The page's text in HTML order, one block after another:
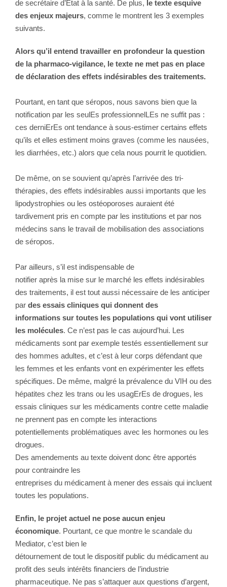
de secrétaire d’Etat à la santé. De plus, le texte esquive
des enjeux majeurs, comme le montrent les 3 exemples
suivants.
Alors qu’il entend travailler en profondeur la question
de la pharmaco-vigilance, le texte ne met pas en place
de déclaration des effets indésirables des traitements.
Pourtant, en tant que séropos, nous savons bien que la
notification par les seulEs professionnelLEs ne suffit pas :
ces derniErEs ont tendance à sous-estimer certains effets
qu’ils et elles estiment moins graves (comme les nausées,
les diarrhées, etc.) alors que cela nous pourrit le quotidien.
De même, on se souvient qu’après l’arrivée des tri-
thérapies, des effets indésirables aussi importants que les
lipodystrophies ou les ostéoporoses auraient été
tardivement pris en compte par les institutions et par nos
médecins sans le travail de mobilisation des associations
de séropos.
Par ailleurs, s’il est indispensable de
notifier après la mise sur le marché les effets indésirables
des traitements, il est tout aussi nécessaire de les anticiper
par des essais cliniques qui donnent des
informations sur toutes les populations qui vont utiliser
les molécules. Ce n’est pas le cas aujourd’hui. Les
médicaments sont par exemple testés essentiellement sur
des hommes adultes, et c’est à leur corps défendant que
les femmes et les enfants vont en expérimenter les effets
spécifiques. De même, malgré la prévalence du VIH ou des
hépatites chez les trans ou les usagErEs de drogues, les
essais cliniques sur les médicaments contre cette maladie
ne prennent pas en compte les interactions
potentiellements problématiques avec les hormones ou les
drogues.
Des amendements au texte doivent donc être apportés
pour contraindre les
entreprises du médicament à mener des essais qui incluent
toutes les populations.
Enfin, le projet actuel ne pose aucun enjeu
économique. Pourtant, ce que montre le scandale du
Mediator, c’est bien le
détournement de tout le dispositif public du médicament au
profit des seuls intérêts financiers de l’industrie
pharmaceutique. Ne pas s’attaquer aux questions d’argent,